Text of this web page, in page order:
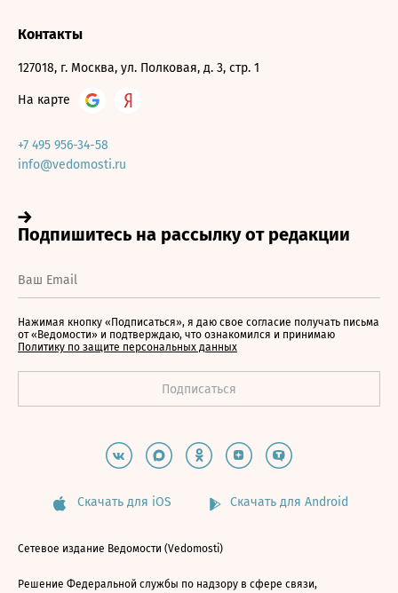
Контакты
127018, г. Москва, ул. Полковая, д. 3, стр. 1
На карте
+7 495 956-34-58
info@vedomosti.ru
Нажимая кнопку «Подписаться», я даю свое согласие получать письма
от «Ведомости» и подтверждаю, что ознакомился и принимаю
Политику по защите персональных данных
Скачать для iOS Скачать для Android
Сетевое издание Ведомости (Vedomosti)
Решение Федеральной службы по надзору в сфере связи,